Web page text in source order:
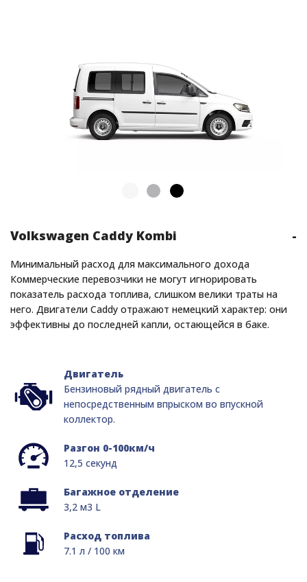
Volkswagen Caddy Kombi -
Минимальный расход для максимального дохода
Коммерческие перевозчики не могут игнорировать
показатель расхода топлива, слишком велики траты на
него. Двигатели Caddy отражают немецкий характер: они
эффективны до последней капли, остающейся в баке.
Двигатель
Бензиновый рядный двигатель с
непосредственным впрыском во впускной
коллектор.
Разгон 0-100км/ч
12,5 секунд
Багажное отделение
3,2 м3 L
Расход топлива
7.1 л / 100 км